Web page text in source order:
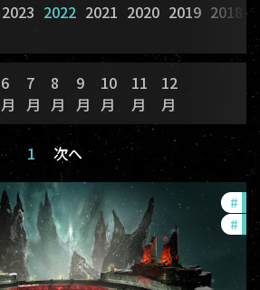
2023 2022 2021 2020 2019 2018
6
月
7
月
8
月
9
月
10
月
11
月
12
月
1 次へ
#
#